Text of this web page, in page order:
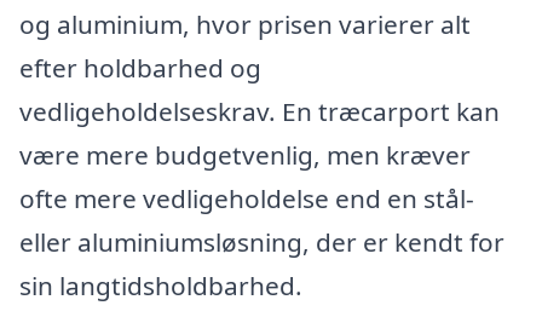
og aluminium, hvor prisen varierer alt
efter holdbarhed og
vedligeholdelseskrav. En træcarport kan
være mere budgetvenlig, men kræver
ofte mere vedligeholdelse end en stål-
eller aluminiumsløsning, der er kendt for
sin langtidsholdbarhed.